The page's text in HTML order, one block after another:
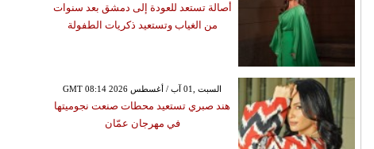
أصالة تستعد للعودة إلى دمشق بعد سنوات
من الغياب وتستعيد ذكريات الطفولة
GMT 08:14 2026 السبت ,01 آب / أغسطس
هند صبري تستعيد محطات صنعت نجوميتها
في مهرجان عمّان